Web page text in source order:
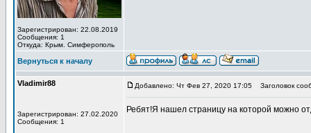
Зарегистрирован: 22.08.2019
Сообщения: 1
Откуда: Крым. Симферополь
Вернуться к началу
Vladimir88
Зарегистрирован: 27.02.2020
Сообщения: 1
Добавлено: Чт Фев 27, 2020 17:05 Заголовок
Ребят!Я нашел страницу на которой можно